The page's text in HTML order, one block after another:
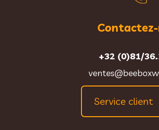
+32 (0)81/
Service client